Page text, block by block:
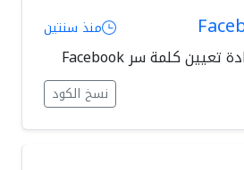
منذ سنتين
نسخ الكود